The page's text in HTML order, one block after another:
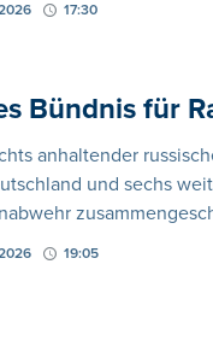
17:30
Bündnis für
anhaltender
und sechs
19:05